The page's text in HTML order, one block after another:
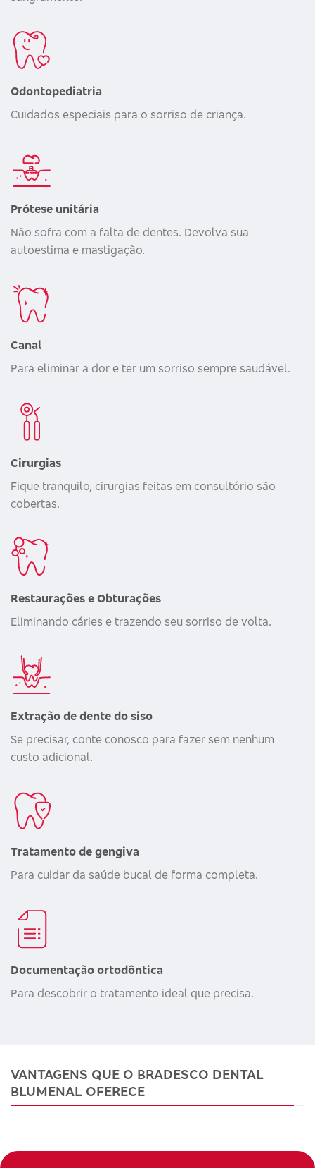
Odontopediatria
Cuidados especiais para o sorriso de criança.
Prótese unitária
Não sofra com a falta de dentes. Devolva sua
autoestima e mastigação.
Canal
Para eliminar a dor e ter um sorriso sempre saudável.
Cirurgias
Fique tranquilo, cirurgias feitas em consultório são
cobertas.
Restaurações e Obturações
Eliminando cáries e trazendo seu sorriso de volta.
Extração de dente do siso
Se precisar, conte conosco para fazer sem nenhum
custo adicional.
Tratamento de gengiva
Para cuidar da saúde bucal de forma completa.
Documentação ortodôntica
Para descobrir o tratamento ideal que precisa.
VANTAGENS QUE O BRADESCO DENTAL
BLUMENAL OFERECE